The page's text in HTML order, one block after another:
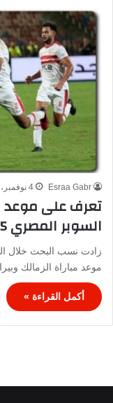
Esraa Gabr 4 نوفمبر، 2025
تعرف على موعد
السوبر المصري 2025 والقنوات الناقلة
زادت نسب البحث خلال
موعد مباراة الزمالك
أكمل القراءة »